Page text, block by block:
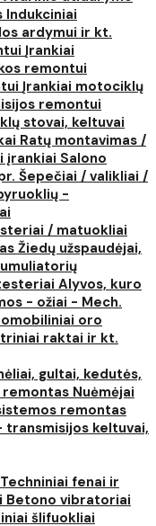
Indukciniai
ardymui ir kt.
Įrankiai
remontui
Įrankiai motociklų
remontui
stovai, keltuvai
Ratų montavimas /
įrankiai Salono
Šepečiai / valikliai /
-
/ matuokliai
Žiedų užspaudėjai,
Alyvos, kuro
- ožiai - Mech.
oro
raktai ir kt.
gultai, kedutės,
remontas Nuėmėjai
remontas
transmisijos keltuvai,
Techniniai fenai ir
Betono vibratoriai
šlifuokliai